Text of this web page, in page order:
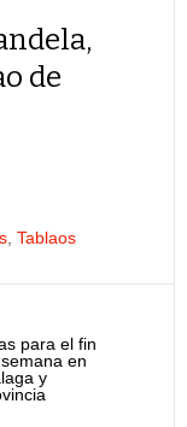
de
,Tablaos
para el fin
en
y